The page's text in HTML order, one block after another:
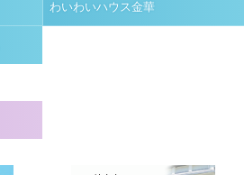
わいわいハウス金華